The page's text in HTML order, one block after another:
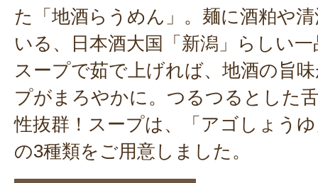
た「地酒らうめん」。麺に酒粕や
いる、日本酒大国「新潟」らしい
スープで茹で上げれば、地酒の旨
プがまろやかに。つるつるとした
性抜群！スープは、「アゴしょう
の3種類をご用意しました。